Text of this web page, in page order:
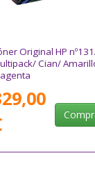
Original HP
Cian/